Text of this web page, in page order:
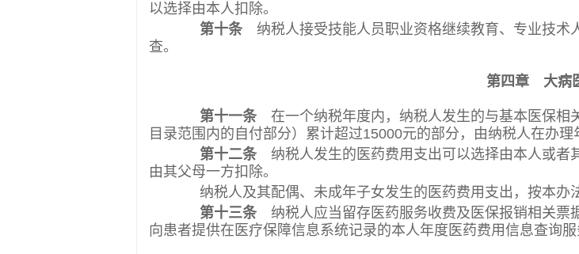
以选择由本人扣除。
第十条 纳税人接受技能人员职业资格继续教育、专业技术
查。
第四章 大病
第十一条 在一个纳税年度内，纳税人发生的与基本医保相
目录范围内的自付部分）累计超过15000元的部分，由纳税人在办
第十二条 纳税人发生的医药费用支出可以选择由本人或者
由其父母一方扣除。
纳税人及其配偶、未成年子女发生的医药费用支出，按本办
第十三条 纳税人应当留存医药服务收费及医保报销相关票
向患者提供在医疗保障信息系统记录的本人年度医药费用信息查询服